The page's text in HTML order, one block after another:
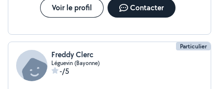
Voir le profil Contacter
Particulier
Freddy Clerc
Léguevin (Bayonne)
-/5